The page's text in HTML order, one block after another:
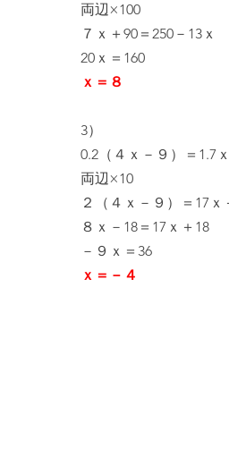
両辺×100
７ｘ＋90＝250－13ｘ
20ｘ＝160
ｘ＝８
3）
0.2（４ｘ－９）＝1.7
両辺×10
２（４ｘ－９）＝17ｘ
８ｘ－18＝17ｘ＋18
－９ｘ＝36
ｘ＝－４